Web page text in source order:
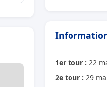
1er tour : 22
2e tour : 29